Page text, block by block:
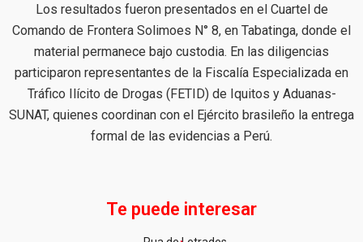
Los resultados fueron presentados en el Cuartel de
Comando de Frontera Solimoes N° 8, en Tabatinga, donde el
material permanece bajo custodia. En las diligencias
participaron representantes de la Fiscalía Especializada en
Tráfico Ilícito de Drogas (FETID) de Iquitos y Aduanas-
SUNAT, quienes coordinan con el Ejército brasileño la entrega
formal de las evidencias a Perú.
Te puede interesar